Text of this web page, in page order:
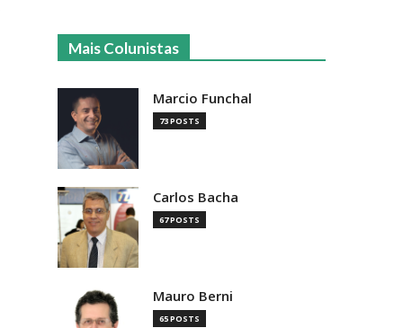
Mais Colunistas
Marcio Funchal
73 POSTS
Carlos Bacha
67 POSTS
Mauro Berni
65 POSTS